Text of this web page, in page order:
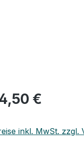
Preis:
€
inkl. MwSt. zzgl.